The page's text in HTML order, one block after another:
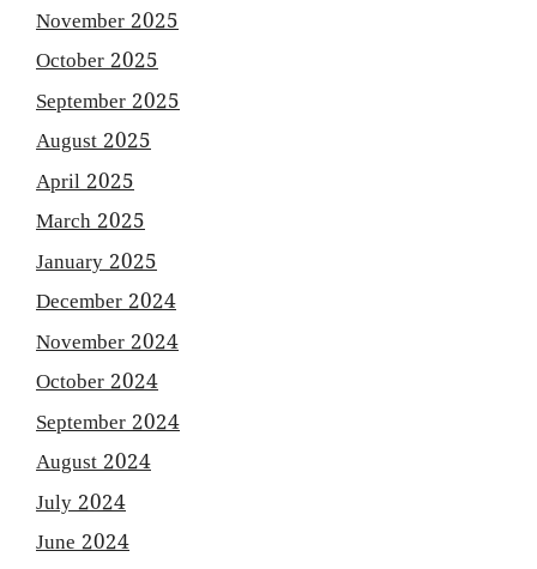
November 2025
October 2025
September 2025
August 2025
April 2025
March 2025
January 2025
December 2024
November 2024
October 2024
September 2024
August 2024
July 2024
June 2024